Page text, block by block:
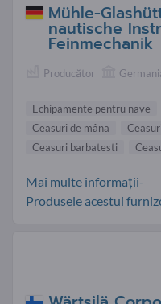
Mühle-
nautische
Feinmechanik
Producător
Echipamente pentru nave
Ceasuri de mâna
Ceasuri barbatesti
Mai multe informații-
Produsele acestui